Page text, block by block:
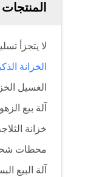
المنتجات
لا يتجزأ
الخزانة
الغسيل
آلة بيع
خزانة
محطات شحن
آلة البيع